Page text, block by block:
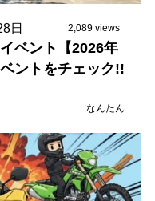
日 2,089 views
ベント【2026年
ントをチェック!!
なんたん